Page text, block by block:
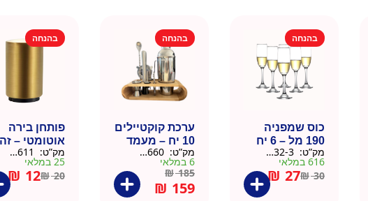
בהנחה
כוס שמפניה
190 מל – 6 יח
מק”ט:
616 במלאי
₪30
₪ 27
בהנחה
ערכת קוקטיילים
10 יח – מעמד
עץ
מק”ט:
6 במלאי
₪185
₪ 159
בהנחה
פותחן בירה
אוטומטי –
מק”ט:
25 במלאי
₪20
₪ 12